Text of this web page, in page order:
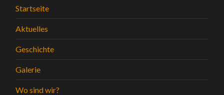
Startseite
Aktuelles
Geschichte
Galerie
Wo sind wir?